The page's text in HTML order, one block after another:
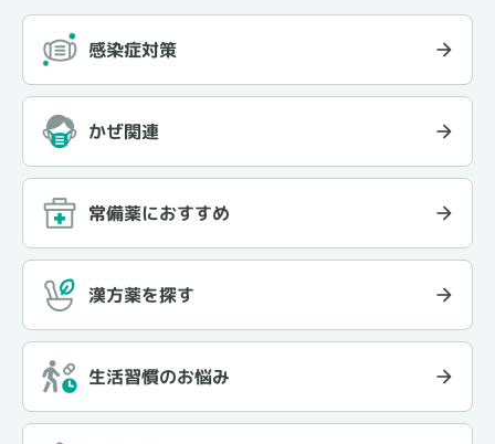
感染症対策
かぜ関連
常備薬におすすめ
漢方薬を探す
生活習慣のお悩み